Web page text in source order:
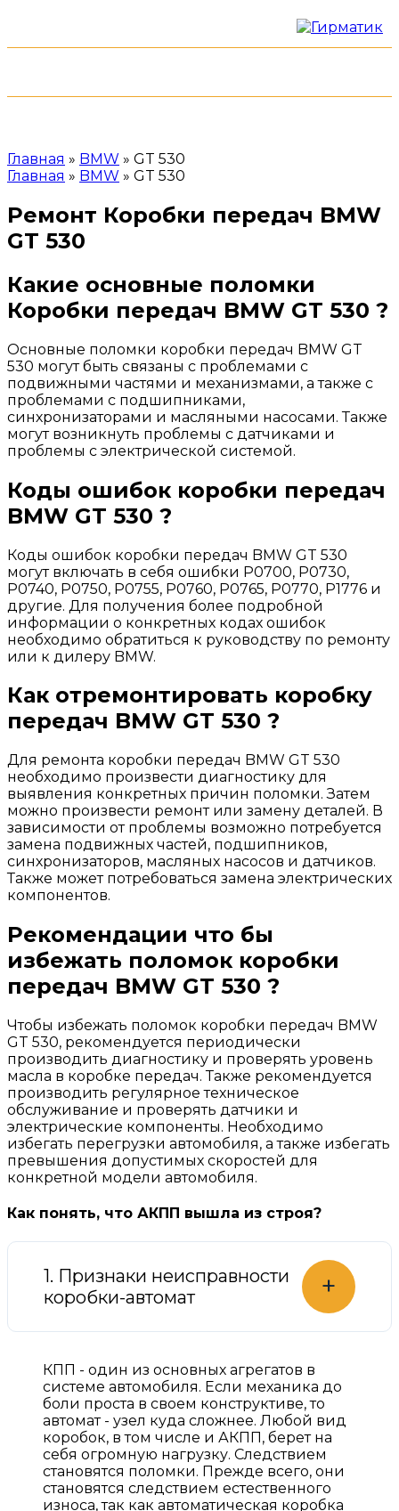
Главная » BMW » GT 530
Главная » BMW » GT 530
Ремонт Коробки передач BMW
GT 530
Какие основные поломки
Коробки передач BMW GT 530 ?
Основные поломки коробки передач BMW GT
530 могут быть связаны с проблемами с
подвижными частями и механизмами, а также с
проблемами с подшипниками,
синхронизаторами и масляными насосами. Также
могут возникнуть проблемы с датчиками и
проблемы с электрической системой.
Коды ошибок коробки передач
BMW GT 530 ?
Коды ошибок коробки передач BMW GT 530
могут включать в себя ошибки P0700, P0730,
P0740, P0750, P0755, P0760, P0765, P0770, P1776 и
другие. Для получения более подробной
информации о конкретных кодах ошибок
необходимо обратиться к руководству по ремонту
или к дилеру BMW.
Как отремонтировать коробку
передач BMW GT 530 ?
Для ремонта коробки передач BMW GT 530
необходимо произвести диагностику для
выявления конкретных причин поломки. Затем
можно произвести ремонт или замену деталей. В
зависимости от проблемы возможно потребуется
замена подвижных частей, подшипников,
синхронизаторов, масляных насосов и датчиков.
Также может потребоваться замена электрических
компонентов.
Рекомендации что бы
избежать поломок коробки
передач BMW GT 530 ?
Чтобы избежать поломок коробки передач BMW
GT 530, рекомендуется периодически
производить диагностику и проверять уровень
масла в коробке передач. Также рекомендуется
производить регулярное техническое
обслуживание и проверять датчики и
электрические компоненты. Необходимо
избегать перегрузки автомобиля, а также избегать
превышения допустимых скоростей для
конкретной модели автомобиля.
Как понять, что АКПП вышла из строя?
1. Признаки неисправности
коробки-автомат
+
КПП - один из основных агрегатов в
системе автомобиля. Если механика до
боли проста в своем конструктиве, то
автомат - узел куда сложнее. Любой вид
коробок, в том числе и АКПП, берет на
себя огромную нагрузку. Следствием
становятся поломки. Прежде всего, они
становятся следствием естественного
износа, так как автоматическая коробка